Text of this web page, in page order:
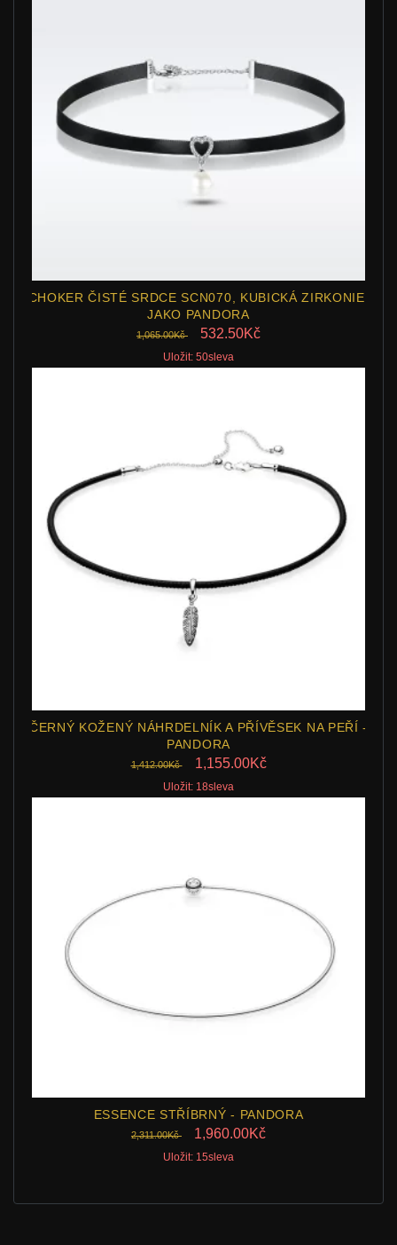
CHOKER ČISTÉ SRDCE SCN070, KUBICKÁ ZIRKONIE,
JAKO PANDORA
1,065.00Kč 532.50Kč
Uložit: 50sleva
ČERNÝ KOŽENÝ NÁHRDELNÍK A PŘÍVĚSEK NA PEŘÍ -
PANDORA
1,412.00Kč 1,155.00Kč
Uložit: 18sleva
ESSENCE STŘÍBRNÝ - PANDORA
2,311.00Kč 1,960.00Kč
Uložit: 15sleva